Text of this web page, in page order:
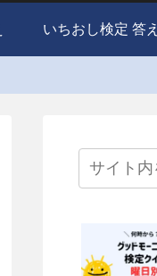
いちおし検定 答え